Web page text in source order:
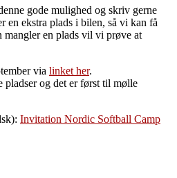
gode mulighed og skriv gerne
en ekstra plads i bilen, så vi kan få
mangler en plads vil vi prøve at
via linket her.
og det er først til mølle
Invitation Nordic Softball Camp